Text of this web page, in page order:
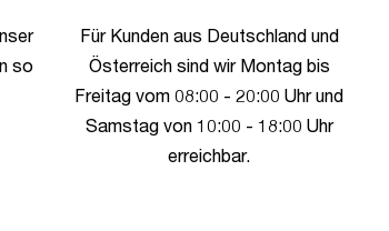
so
Für Kunden aus Deutschland und
Österreich sind wir Montag bis
Freitag vom 08:00 - 20:00 Uhr und
Samstag von 10:00 - 18:00 Uhr
erreichbar.